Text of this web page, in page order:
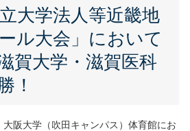
大学法人等近畿地
ル大会」において
賀大学・滋賀医科
！
阪大学（吹田キャンパス）体育館にお